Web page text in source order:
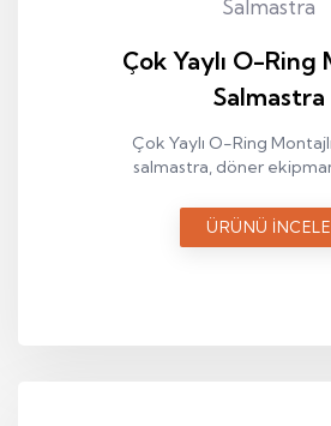
Çok Yaylı O-Ring
Salmastra
Çok Yaylı O-Ring
salmastra, döner
endüstriyel bir sızdırmazlık
ÜRÜNÜ İNCELE